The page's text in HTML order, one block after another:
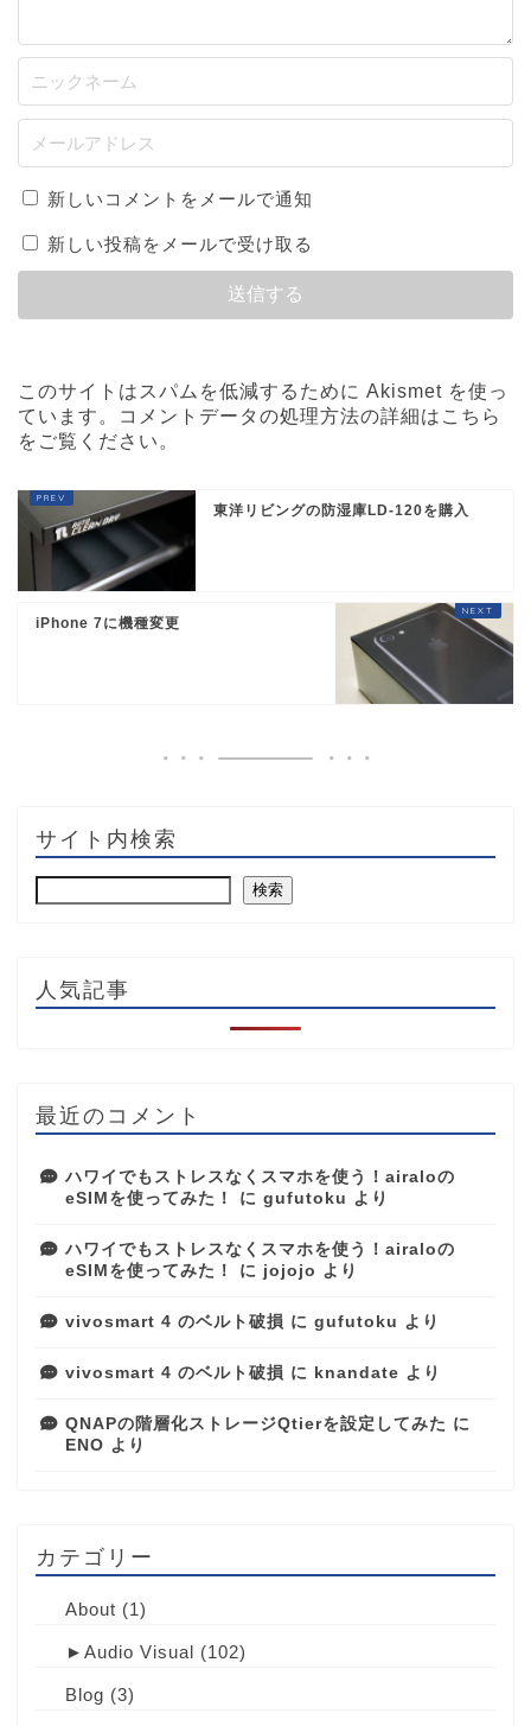
新しいコメントをメールで通知
新しい投稿をメールで受け取る
このサイトはスパムを低減するために Akismet を使っ
ています。
コメントデータの処理方法の詳細はこちら
をご覧ください 。
東洋リビングの防湿庫LD-120を購入
iPhone 7に機種変更
サイト内検索
検索
人気記事
最近のコメント
ハワイでもストレスなくスマホを使う！airaloの
eSIMを使ってみた！
に gufutoku より
ハワイでもストレスなくスマホを使う！airaloの
eSIMを使ってみた！
に jojojo より
vivosmart 4 のベルト破損 に gufutoku より
vivosmart 4 のベルト破損 に knandate より
QNAPの階層化ストレージQtierを設定してみた に
ENO より
カテゴリー
About (1)
► Audio Visual (102)
Blog (3)